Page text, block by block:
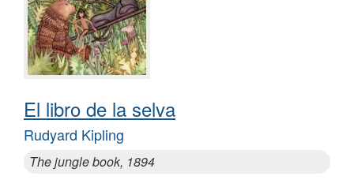
El libro de la selva
Rudyard Kipling
The jungle book, 1894